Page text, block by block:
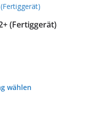
(Fertiggerät)
wählen